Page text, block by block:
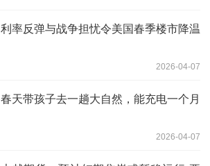
利率反弹与战争担忧令美国春季楼市降温
2026-04-07
春天带孩子去一趟大自然，能充电一个月
2026-04-07